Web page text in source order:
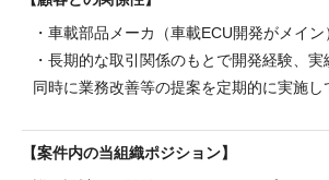
・車載部品メーカ（車載ECU開発がメイン
・長期的な取引関係のもとで開発経験、実
同時に業務改善等の提案を定期的に実施し
案件内の当組織ポジション